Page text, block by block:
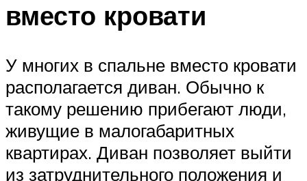
вместо кровати
У многих в спальне вместо кровати
располагается диван. Обычно к
такому решению прибегают люди,
живущие в малогабаритных
квартирах. Диван позволяет выйти
из затруднительного положения и